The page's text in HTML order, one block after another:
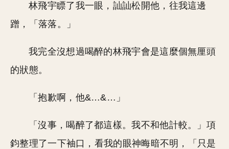
林飛宇瞟了我一眼，訕訕松開他，往我這邊
蹭，「落落。」
我完全沒想過喝醉的林飛宇會是這麼個無厘頭
的狀態。
「抱歉啊，他&…&…」
「沒事，喝醉了都這樣。我不和他計較。」項
鈞整理了一下袖口，看我的眼神晦暗不明，「只是